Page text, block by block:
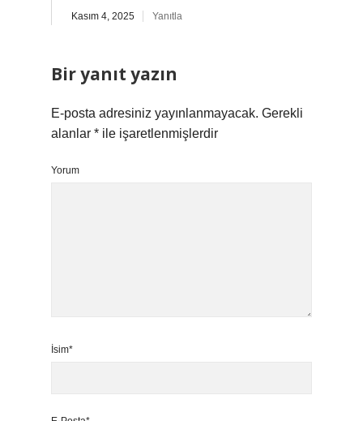
Kasım 4, 2025 Yanıtla
Bir yanıt yazın
E-posta adresiniz yayınlanmayacak. Gerekli
alanlar * ile işaretlenmişlerdir
Yorum
İsim*